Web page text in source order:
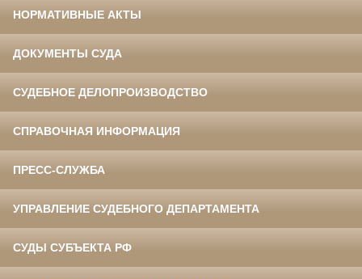
НОРМАТИВНЫЕ АКТЫ
ДОКУМЕНТЫ СУДА
СУДЕБНОЕ ДЕЛОПРОИЗВОДСТВО
СПРАВОЧНАЯ ИНФОРМАЦИЯ
ПРЕСС-СЛУЖБА
УПРАВЛЕНИЕ СУДЕБНОГО ДЕПАРТАМЕНТА
СУДЫ СУБЪЕКТА РФ